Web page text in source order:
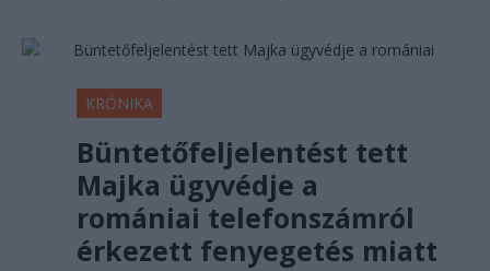
KRÓNIKA
Büntetőfeljelentést tett
Majka ügyvédje a
romániai telefonszámról
érkezett fenyegetés miatt